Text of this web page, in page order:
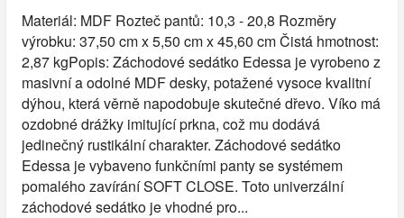
Materiál: MDF Rozteč pantů: 10,3 - 20,8 Rozměry
výrobku: 37,50 cm x 5,50 cm x 45,60 cm Čistá hmotnost:
2,87 kgPopis: Záchodové sedátko Edessa je vyrobeno z
masivní a odolné MDF desky, potažené vysoce kvalitní
dýhou, která věrně napodobuje skutečné dřevo. Víko má
ozdobné drážky imitující prkna, což mu dodává
jedinečný rustikální charakter. Záchodové sedátko
Edessa je vybaveno funkčními panty se systémem
pomalého zavírání SOFT CLOSE. Toto univerzální
záchodové sedátko je vhodné pro...